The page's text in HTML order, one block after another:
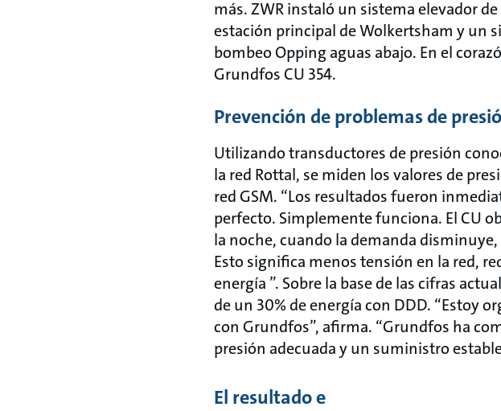
más. ZWR instaló un sistema elevador
estación principal de Wolkertsham y un
bombeo Opping aguas abajo. En el
Grundfos CU 354.
Prevención de problemas de
Utilizando transductores de presión
la red Rottal, se miden los valores de
red GSM. “Los resultados fueron
perfecto. Simplemente funciona. El CU
la noche, cuando la demanda
Esto significa menos tensión en la red,
energía ”. Sobre la base de las cifras
de un 30% de energía con DDD. “Estoy
con Grundfos”, afirma. “Grundfos ha
presión adecuada y un suministro
El resultadoe